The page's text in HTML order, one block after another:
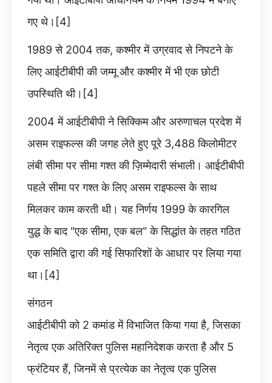
गए थे।[4]
1989 से 2004 तक, कश्मीर में उग्रवाद से निपटने के
लिए आईटीबीपी की जम्मू और कश्मीर में भी एक छोटी
उपस्थिति थी।[4]
2004 में आईटीबीपी ने सिक्किम और अरुणाचल प्रदेश में
असम राइफल्स की जगह लेते हुए पूरे 3,488 किलोमीटर
लंबी सीमा पर सीमा गश्त की ज़िम्मेदारी संभाली। आईटीबीपी
पहले सीमा पर गश्त के लिए असम राइफल्स के साथ
मिलकर काम करती थी। यह निर्णय 1999 के कारगिल
युद्ध के बाद "एक सीमा, एक बल" के सिद्धांत के तहत गठित
एक समिति द्वारा की गई सिफारिशों के आधार पर लिया गया
था।[4]
संगठन
आईटीबीपी को 2 कमांड में विभाजित किया गया है, जिसका
नेतृत्व एक अतिरिक्त पुलिस महानिदेशक करता है और 5
फ्रंटियर हैं, जिनमें से प्रत्येक का नेतृत्व एक पुलिस